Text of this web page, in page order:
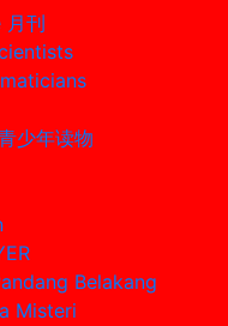
刊
少年读物
Belakang
Misteri